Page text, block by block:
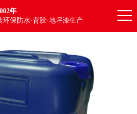
年
环保防水·背胶·地坪漆生产